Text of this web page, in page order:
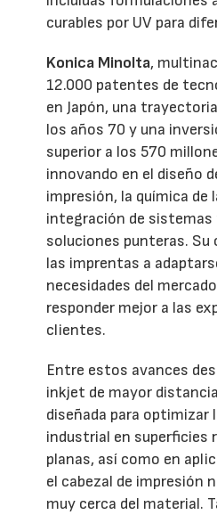
curables por UV para
Konica Minolta,
12.000 patentes de
en Japón, una
los años 70 y una
superior a los 570
innovando en el diseño
impresión, la química de
integración de sistemas
soluciones punteras. Su
las imprentas a
necesidades del
responder mejor a las
clientes.
Entre estos avances
inkjet de mayor
diseñada para optimizar
industrial en superficies
planas, así como en
el cabezal de impresión
muy cerca del material.